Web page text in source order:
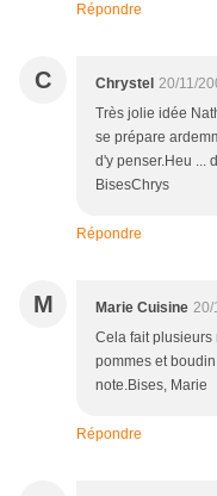
Répondre
C Chrystel 20/11/
Très jolie idée
se prépare
d'y penser.Heu ...
BisesChrys
Répondre
M Marie Cuisine 20/
Cela fait plusieurs
pommes et
note.Bises, Marie
Répondre